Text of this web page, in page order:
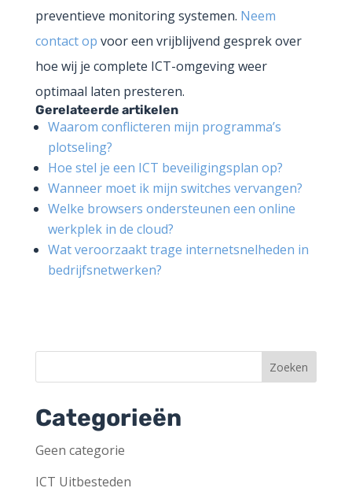
preventieve monitoring systemen. Neem
contact op voor een vrijblijvend gesprek over
hoe wij je complete ICT-omgeving weer
optimaal laten presteren.
Gerelateerde artikelen
Waarom conflicteren mijn programma’s
plotseling?
Hoe stel je een ICT beveiligingsplan op?
Wanneer moet ik mijn switches vervangen?
Welke browsers ondersteunen een online
werkplek in de cloud?
Wat veroorzaakt trage internetsnelheden in
bedrijfsnetwerken?
Categorieën
Geen categorie
ICT Uitbesteden